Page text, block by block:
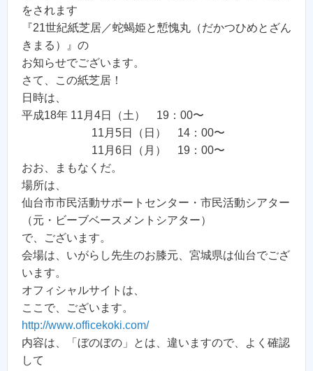
をされます
『21世紀紙芝居／蛇蝎姫と慙愧丸（だかつひめとざん
きまる）』の
お知らせでございます。
さて、この紙芝居！
日時は、
平成18年 11月4日（土） 19：00〜
11月5日（日） 14：00〜
11月6日（月） 19：00〜
おお、まもなくだ。
場所は、
仙台市市民活動サポートセンター・市民活動シアター
（元・ビーブベースメントシアター）
で、ございます。
会場は、いがらし先生のお膝元、宮城県は仙台でござ
います。
オフィシャルサイトは、
ここで、ございます。
http://www.officekoki.com/
内容は、「ぼのぼの」とは、違いますので、よく確認
して